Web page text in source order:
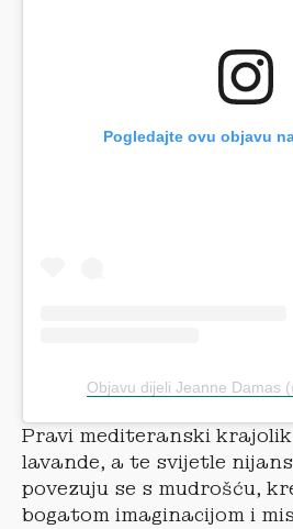
Pogledajte ovu objavu
Objavu dijeli Jeanne Damas
Pravi mediteranski
lavande, a te svijetle
povezuju se s mudrošću,
bogatom imaginacijom i